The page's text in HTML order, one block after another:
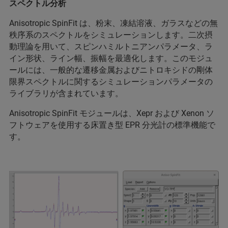
スペクトル分析
Anisotropic SpinFit は、粉末、凍結溶液、ガラスなどの無
秩序系のスペクトルをシミュレーションします。二次摂
動理論を用いて、スピンハミルトニアンパラメータ、ラ
イン形状、ライン幅、振幅を最適化します。このモジュ
ールには、一般的な遷移金属およびニトロキシドの剛体
限界スペクトルに関するシミュレーションパラメータの
ライブラリが含まれています。
Anisotropic SpinFit モジュールは、Xepr および Xenon ソ
フトウェアを使用する床置き型 EPR 分光計の標準機能で
す。